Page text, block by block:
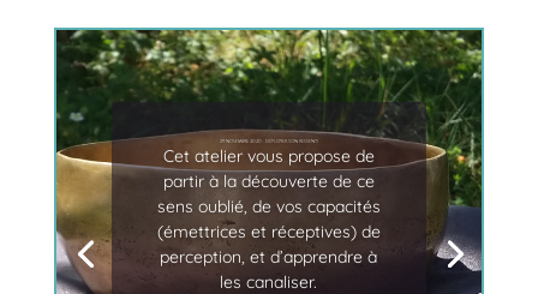
29 novembre 2020 : déployer son ressenti
Cet atelier vous propose de
partir à la découverte de ce
sens oublié, de vos capacités
(émettrices et réceptives) de
perception, et d’apprendre à
les canaliser.